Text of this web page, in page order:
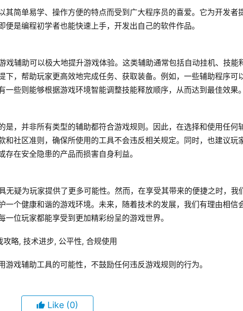
其简单易学、操作方便的特点而受到广大程序员的喜爱。它为开发者
是编程初学者也能快速上手，开发出自己的软件作品。
戏辅助可以极大地提升游戏体验。这类辅助通常包括自动挂机、技能
下，帮助玩家更高效地完成任务、获取装备。例如，一些辅助程序可
些则能够根据游戏环境智能调整技能释放顺序，从而达到最佳效果。
是，并非所有类型的辅助都符合游戏规则。因此，在选择和使用任何
和社区准则，确保所使用的工具不会违反相关规定。同时，也建议玩
在安全隐患的产品而损害自身利益。
无疑为玩家提供了更多可能性。然而，在享受其带来的便捷之时，我
一个健康和谐的游戏环境。未来，随着技术的发展，我们有理由相信
位玩家都能享受到更加精彩纷呈的游戏世界。
略, 技术进步, 公平性, 合规使用
戏辅助工具的可能性，不鼓励任何违反游戏规则的行为。
Like (0)